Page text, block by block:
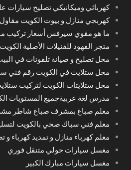
كهربائي وميكانيكي تصليح سيارات
كهربجي منازل و بيوت الكويت
ما هو مقوي سيرفس أسعار تركيب
متجر الفهود للفنيلات الأصلية الكويت
محل تصليح و صيانة تلفونات في
محل ستلايت في الكويت رقم فني ستلايت
محل ستلايتات الكويت لتركيب
مدرس لغة عربيةجميع المستويات
معلم صباغ بمشرف صباغ شاطر
معلم فني سباك صحي بالكويت
معلم كهرباء منازل و تمديد كهرباء و
مغسل سيارات حولي متنقل فوري
مغسل سيارات مبارك الكبير